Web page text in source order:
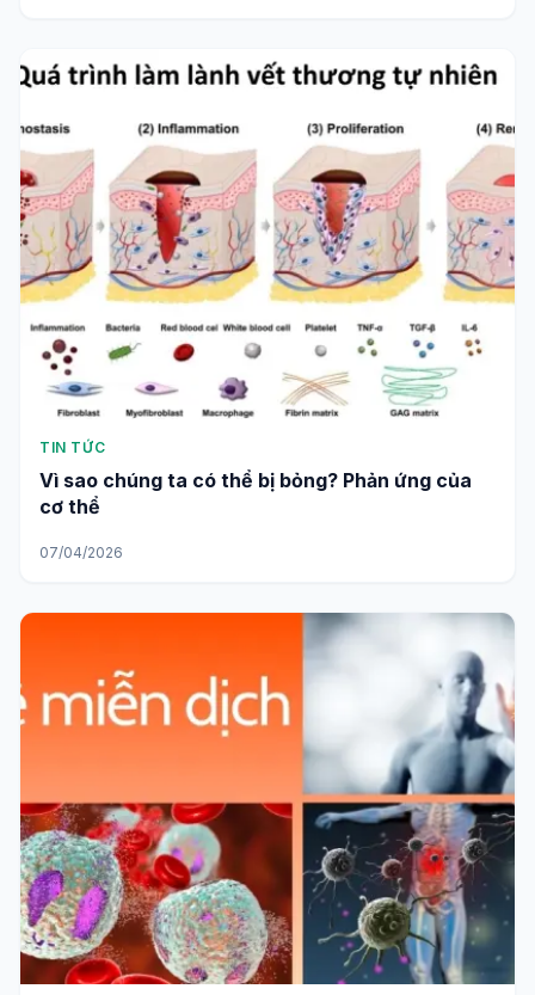
TIN TỨC
Vì sao chúng ta có thể bị bỏng? Phản ứng của
cơ thể
07/04/2026